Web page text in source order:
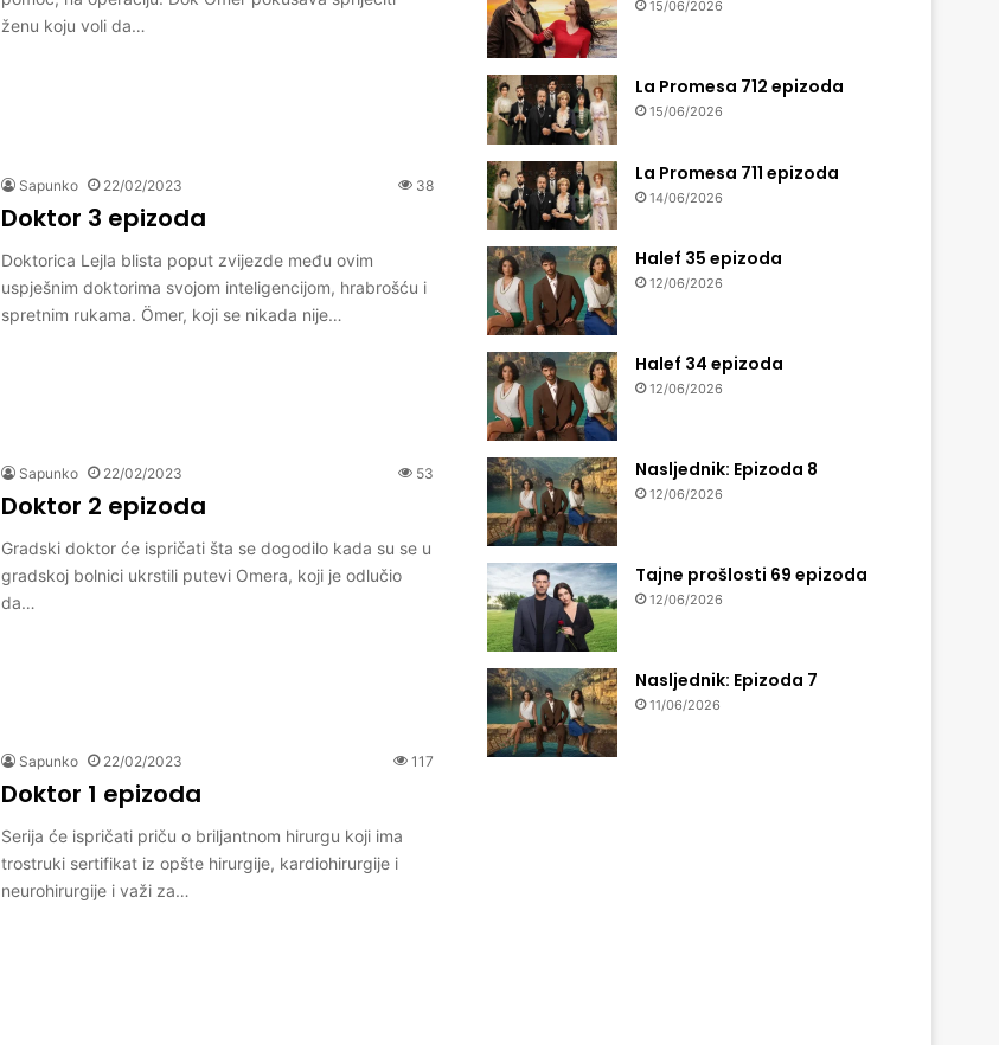
ženu koju voli da…
Sapunko 22/02/2023 38
Doktor 3 epizoda
Doktorica Lejla blista poput zvijezde među ovim
uspješnim doktorima svojom inteligencijom, hrabrošću i
spretnim rukama. Ömer, koji se nikada nije…
Sapunko 22/02/2023 53
Doktor 2 epizoda
Gradski doktor će ispričati šta se dogodilo kada su se u
gradskoj bolnici ukrstili putevi Omera, koji je odlučio
da…
Sapunko 22/02/2023 117
Doktor 1 epizoda
Serija će ispričati priču o briljantnom hirurgu koji ima
trostruki sertifikat iz opšte hirurgije, kardiohirurgije i
neurohirurgije i važi za…
15/06/2026
La Promesa 712 epizoda
15/06/2026
La Promesa 711 epizoda
14/06/2026
Halef 35 epizoda
12/06/2026
Halef 34 epizoda
12/06/2026
Nasljednik: Epizoda 8
12/06/2026
Tajne prošlosti 69 epizoda
12/06/2026
Nasljednik: Epizoda 7
11/06/2026